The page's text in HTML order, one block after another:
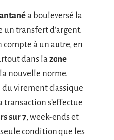
a bouleversé la
un transfert d’argent.
compte à un autre, en
dans la zone
la nouvelle norme.
virement classique
transaction s’effectue
sur 7, week-ends et
condition que les